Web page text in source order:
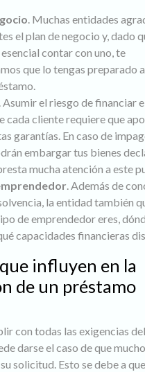
. Muchas entidades
el plan de negocio y, dado
contar con uno, te
que lo tengas preparado
. Asumir el riesgo de financiar
cada cliente requiere que
garantías. En caso de
embargar tus bienes
mucha atención a este
. Además de
la entidad también
de emprendedor eres,
capacidades financieras
influyen en la
de un préstamo
con todas las exigencias del
darse el caso de que
solicitud. Esto se debe a